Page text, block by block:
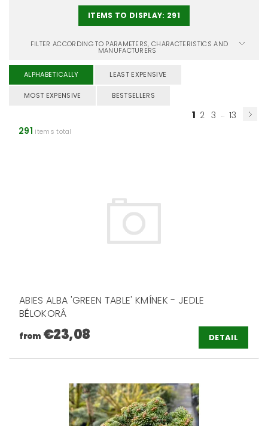
ITEMS TO DISPLAY: 291
FILTER ACCORDING TO PARAMETERS, CHARACTERISTICS AND
MANUFACTURERS
ALPHABETICALLY LEAST EXPENSIVE
MOST EXPENSIVE BESTSELLERS
1 2 3 ... 13
291 items total
ABIES ALBA 'GREEN TABLE' KMÍNEK - JEDLE
BĚLOKORÁ
from €23,08 DETAIL